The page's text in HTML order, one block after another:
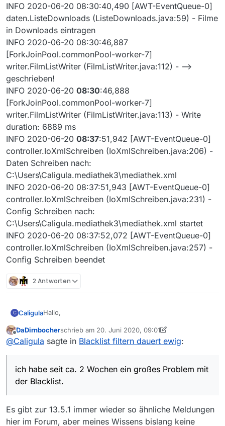
INFO 2020-06-20 08:30:40,490 [AWT-EventQueue-0]
daten.ListeDownloads (ListeDownloads.java:59) - Filme
in Downloads eintragen
INFO 2020-06-20 08:30:46,887
[ForkJoinPool.commonPool-worker-7]
writer.FilmListWriter (FilmListWriter.java:112) - -->
geschrieben!
INFO 2020-06-20 08:30:46,888
[ForkJoinPool.commonPool-worker-7]
writer.FilmListWriter (FilmListWriter.java:113) - Write
duration: 6889 ms
INFO 2020-06-20 08:37:51,942 [AWT-EventQueue-0]
controller.IoXmlSchreiben (IoXmlSchreiben.java:206) -
Daten Schreiben nach:
C:\Users\Caligula.mediathek3\mediathek.xml
INFO 2020-06-20 08:37:51,943 [AWT-EventQueue-0]
controller.IoXmlSchreiben (IoXmlSchreiben.java:231) -
Config Schreiben nach:
C:\Users\Caligula.mediathek3\mediathek.xml startet
INFO 2020-06-20 08:37:52,072 [AWT-EventQueue-0]
controller.IoXmlSchreiben (IoXmlSchreiben.java:257) -
Config Schreiben beendet
2 Antworten
C CaligulaHallo,
ich habe seit ca. 2 Wochen ein großes Problem mit der
Blacklist.
unten rechts nur “Blacklist filtern”. Dort hängt das
Programm also. Prozessorlast liegt bei 20%.
Blacklist eintrage, bevor das Programm wieder
reagiert.
Version 13.5.1 / Win10
geändert, kann mir das also nicht erklären und das
Programm hat zuvor nie so reagiert.
Ich hab mir die Protokolldatei angeschaut und nach
größeren Zeitlücken gesucht. Da findet sich eine
Offline
DaDirnbocherschrieb am 20. Juni 2020, 09:01
zuletzt editiert von DaDirnbocher
@Caligula sagte in Blacklist filtern dauert ewig:
ich habe seit ca. 2 Wochen ein großes Problem mit
der Blacklist.
Es gibt zur 13.5.1 immer wieder so ähnliche Meldungen
hier im Forum, aber meines Wissens bislang keine